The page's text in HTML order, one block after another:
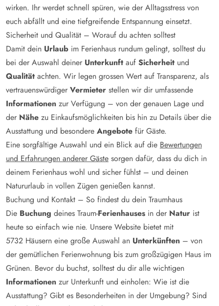
wirken. Ihr werdet schnell spüren, wie der Alltagsstress von
euch abfällt und eine tiefgreifende Entspannung einsetzt.
Sicherheit und Qualität – Worauf du achten solltest
Damit dein Urlaub im Ferienhaus rundum gelingt, solltest du
bei der Auswahl deiner Unterkunft auf Sicherheit und
Qualität achten. Wir legen grossen Wert auf Transparenz, als
vertrauenswürdiger Vermieter stellen wir dir umfassende
Informationen zur Verfügung – von der genauen Lage und
der Nähe zu Einkaufsmöglichkeiten bis hin zu Details über die
Ausstattung und besondere Angebote für Gäste.
Eine sorgfältige Auswahl und ein Blick auf die Bewertungen
und Erfahrungen anderer Gäste sorgen dafür, dass du dich in
deinem Ferienhaus wohl und sicher fühlst – und deinen
Natururlaub in vollen Zügen genießen kannst.
Buchung und Kontakt – So findest du dein Traumhaus
Die Buchung deines Traum-Ferienhauses in der Natur ist
heute so einfach wie nie. Unsere Website bietet mit
5732 Häusern eine große Auswahl an Unterkünften – von
der gemütlichen Ferienwohnung bis zum großzügigen Haus im
Grünen. Bevor du buchst, solltest du dir alle wichtigen
Informationen zur Unterkunft und einholen: Wie ist die
Ausstattung? Gibt es Besonderheiten in der Umgebung? Sind